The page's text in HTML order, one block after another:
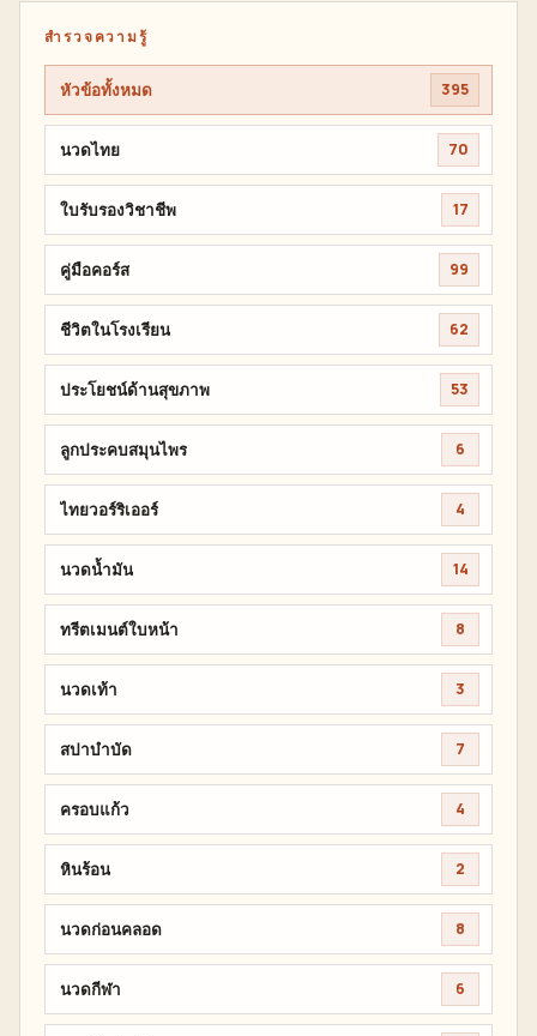
สำรวจความรู้
หัวข้อทั้งหมด 395
นวดไทย 70
ใบรับรองวิชาชีพ 17
คู่มือคอร์ส 99
ชีวิตในโรงเรียน 62
ประโยชน์ด้านสุขภาพ 53
ลูกประคบสมุนไพร 6
ไทยวอร์ริเออร์ 4
นวดน้ำมัน 14
ทรีตเมนต์ใบหน้า 8
นวดเท้า 3
สปาบำบัด 7
ครอบแก้ว 4
หินร้อน 2
นวดก่อนคลอด 8
นวดกีฬา 6